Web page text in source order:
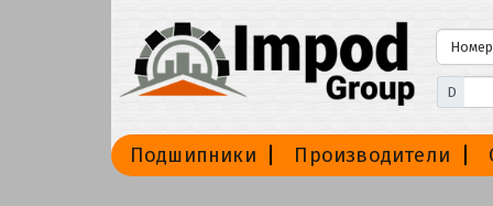
D
Подшипники Производители